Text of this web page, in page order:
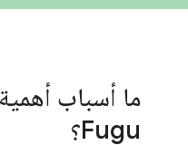
Fugu؟